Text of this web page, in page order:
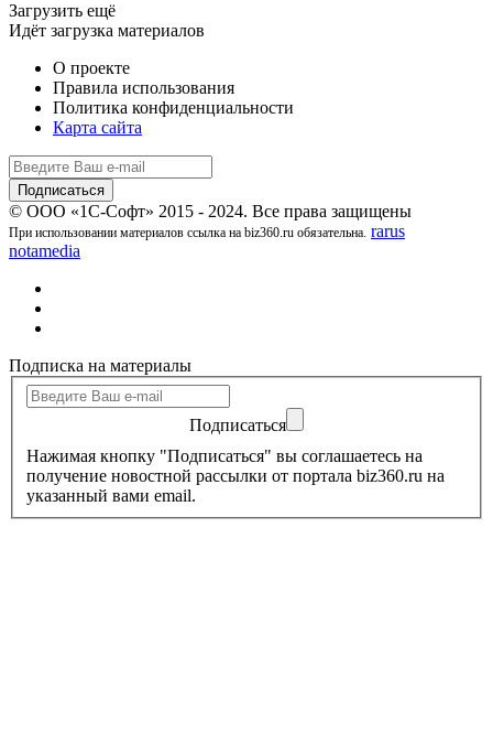
Загрузить ещё
Идёт загрузка материалов
О проекте
Правила использования
Политика конфиденциальности
Карта сайта
© ООО «1С-Софт» 2015 - 2024. Все права защищены
При использовании материалов ссылка на biz360.ru обязательна. rarus
notamedia
Подписка на материалы
Подписаться
Нажимая кнопку "Подписаться" вы соглашаетесь на
получение новостной рассылки от портала biz360.ru на
указанный вами email.